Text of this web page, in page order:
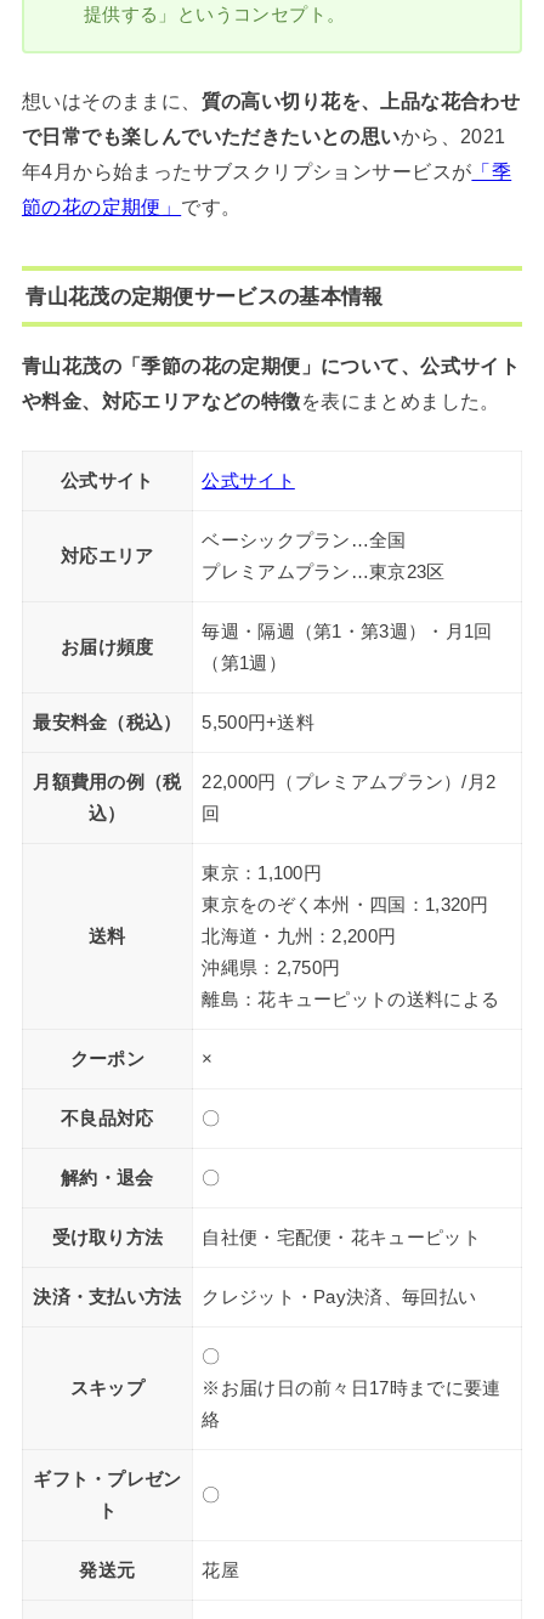
提供する」というコンセプト。
想いはそのままに、 質の高い切り花を、上品な花合わせ
で日常でも楽しんでいただきたいとの思いから、2021
年4月から始まったサブスクリプションサービスが 「季
節の花の定期便」 です。
青山花茂の定期便サービスの基本情報
青山花茂の「季節の花の定期便」について、公式サイト
や料金、対応エリアなどの特徴を表にまとめました。
公式サイト 公式サイト
対応エリア
ベーシックプラン…全国
プレミアムプラン…東京23区
お届け頻度
毎週・隔週（第1・第3週）・月1回
（第1週）
最安料金（税込） 5,500円+送料
月額費用の例（税
込）
22,000円（プレミアムプラン）/月2
回
送料
東京：1,100円
東京をのぞく本州・四国：1,320円
北海道・九州：2,200円
沖縄県：2,750円
離島：花キューピットの送料による
クーポン ×
不良品対応 〇
解約・退会 〇
受け取り方法 自社便・宅配便・花キューピット
決済・支払い方法 クレジット・Pay決済、毎回払い
スキップ
〇
※お届け日の前々日17時までに要連
絡
ギフト・プレゼン
ト
〇
発送元 花屋